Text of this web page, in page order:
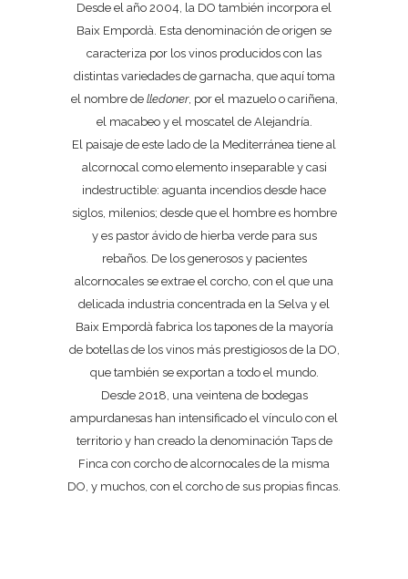
Desde el año 2004, la DO también incorpora el
Baix Empordà. Esta denominación de origen se
caracteriza por los vinos producidos con las
distintas variedades de garnacha, que aquí toma
el nombre de lledoner, por el mazuelo o cariñena,
el macabeo y el moscatel de Alejandría.
El paisaje de este lado de la Mediterránea tiene al
alcornocal como elemento inseparable y casi
indestructible: aguanta incendios desde hace
siglos, milenios; desde que el hombre es hombre
y es pastor ávido de hierba verde para sus
rebaños. De los generosos y pacientes
alcornocales se extrae el corcho, con el que una
delicada industria concentrada en la Selva y el
Baix Empordà fabrica los tapones de la mayoría
de botellas de los vinos más prestigiosos de la DO,
que también se exportan a todo el mundo.
Desde 2018, una veintena de bodegas
ampurdanesas han intensificado el vínculo con el
territorio y han creado la denominación Taps de
Finca con corcho de alcornocales de la misma
DO, y muchos, con el corcho de sus propias fincas.